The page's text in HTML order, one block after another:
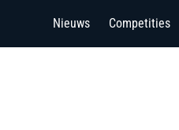
Nieuws Competities